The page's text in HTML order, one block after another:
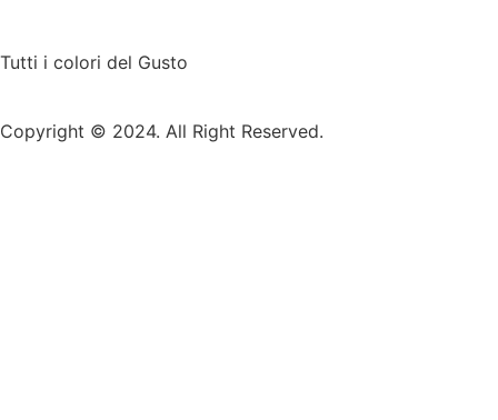
Tutti i colori del Gusto
Copyright © 2024. All Right Reserved.